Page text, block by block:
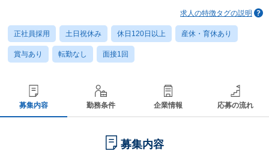
求人の特徴タグの説明
正社員採用 土日祝休み 休日120日以上 産休・育休あり
賞与あり 転勤なし 面接1回
募集内容 勤務条件 企業情報 応募の流れ
募集内容